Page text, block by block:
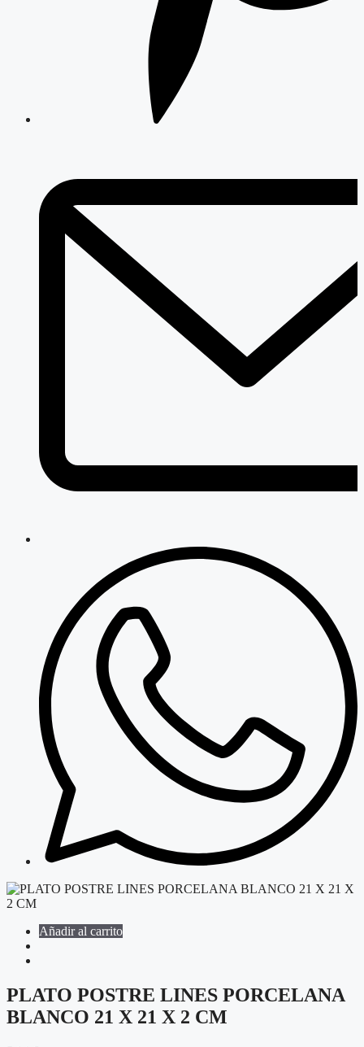
Añadir al carrito
PLATO POSTRE LINES PORCELANA
BLANCO 21 X 21 X 2 CM